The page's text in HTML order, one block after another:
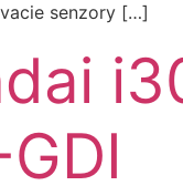
senzory […]